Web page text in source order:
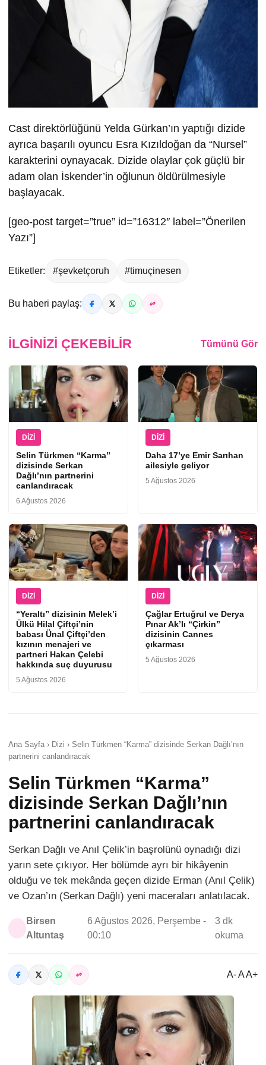
Cast direktörlüğünü Yelda Gürkan’ın yaptığı dizide
ayrıca başarılı oyuncu Esra Kızıldoğan da “Nursel”
karakterini oynayacak. Dizide olaylar çok güçlü bir
adam olan İskender’in oğlunun öldürülmesiyle
başlayacak.
[geo-post target=”true” id=”16312″ label=”Önerilen
Yazı”]
Etiketler: #şevketçoruh #timuçinesen
Bu haberi paylaş:
İLGINIZI ÇEKEBILIR Tümünü Gör
DIZI
Selin Türkmen “Karma”
dizisinde Serkan
Dağlı’nın partnerini
canlandıracak
6 Ağustos 2026
DIZI
Daha 17’ye Emir Sarıhan
ailesiyle geliyor
5 Ağustos 2026
DIZI
“Yeraltı” dizisinin Melek’i
Ülkü Hilal Çiftçi’nin
babası Ünal Çiftçi’den
kızının menajeri ve
partneri Hakan Çelebi
hakkında suç duyurusu
5 Ağustos 2026
DIZI
Çağlar Ertuğrul ve Derya
Pınar Ak’lı “Çirkin”
dizisinin Cannes
çıkarması
5 Ağustos 2026
Ana Sayfa › Dizi › Selin Türkmen “Karma” dizisinde Serkan Dağlı’nın
partnerini canlandıracak
Selin Türkmen “Karma”
dizisinde Serkan Dağlı’nın
partnerini canlandıracak
Serkan Dağlı ve Anıl Çelik’in başrolünü oynadığı dizi
yarın sete çıkıyor. Her bölümde ayrı bir hikâyenin
olduğu ve tek mekânda geçen dizide Erman (Anıl Çelik)
ve Ozan’ın (Serkan Dağlı) yeni maceraları anlatılacak.
Birsen
Altuntaş
6 Ağustos 2026, Perşembe -
00:10
3 dk
okuma
A- A A+